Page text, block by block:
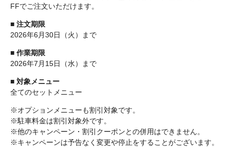
FFでご注文いただけます。
■ 注文期限
2026年6月30日（火）まで
■ 作業期限
2026年7月15日（水）まで
■ 対象メニュー
全てのセットメニュー
※オプションメニューも割引対象です。
※駐車料金は割引対象外です。
※他のキャンペーン・割引クーポンとの併用はできません。
※キャンペーンは予告なく変更や停止をすることがございます。